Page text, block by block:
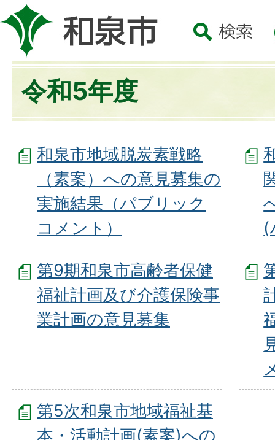
令和5年度
和泉市地域脱炭素戦略
（素案）への意見募集の
実施結果（パブリック
コメント）
(
第9期和泉市高齢者保健
福祉計画及び介護保険事
業計画の意見募集
第5次和泉市地域福祉基
本・活動計画(素案)への